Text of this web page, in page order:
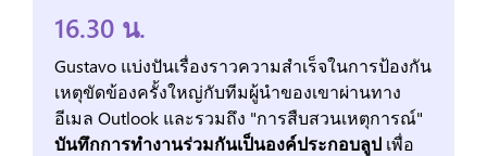
16.30 น.
Gustavo แบ่งปันเรื่องราวความสำเร็จในการป้องกัน
เหตุขัดข้องครั้งใหญ่กับทีมผู้นำของเขาผ่านทาง
อีเมล Outlook และรวมถึง "การสืบสวนเหตุการณ์"
บันทึกการทำงานร่วมกันเป็นองค์ประกอบลูป เพื่อ